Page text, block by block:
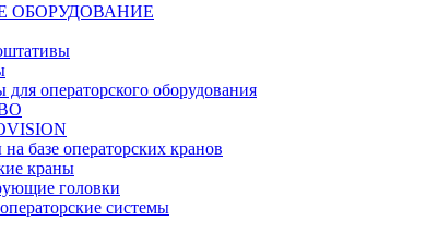
ОБОРУДОВАНИЕ
для операторского оборудования
базе операторских кранов
краны
головки
системы